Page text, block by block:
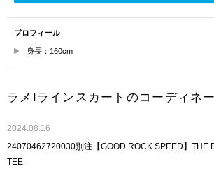
プロフィール
身長：160cm
ラメIラインスカートのコーディネ
2024.08.16
24070462720030別注【GOOD ROCK SPEED】THE
TEE